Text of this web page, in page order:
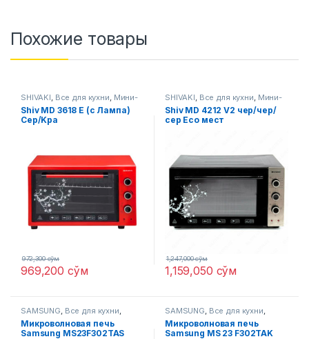
Похожие товары
SHIVAKI, Все для кухни, Мини-
печи
Shiv MD 3618 E (с Лампа)
Сер/Kра
969,200 сўм
972,300сўм
SHIVAKI, Все для кухни, Мини-
печи
Shiv MD 4212 V2 чер/чер/
сер Eco мест
1,159,050 сўм
1,247,000сўм
SAMSUNG, Все для кухни,
Микроволновые печи
Микроволновая печь
Samsung MS23F302TAS
SAMSUNG, Все для кухни,
Микроволновые печи
Микроволновая печь
Samsung MS 23 F302TAK